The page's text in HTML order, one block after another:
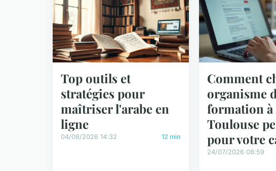
Top outils et
stratégies pour
maîtriser l'arabe en
ligne
04/08/2026 14:32 12 min
Comment
organisme
formation à
Toulouse
pour votre
24/07/2026 08:59